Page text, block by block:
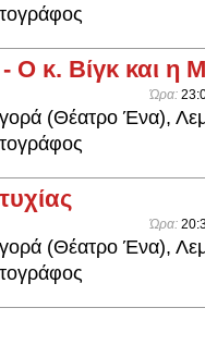
Ο κ. Βίγκ και η
Ώρα:
(Θέατρο Ένα),
Ώρα:
(Θέατρο Ένα),